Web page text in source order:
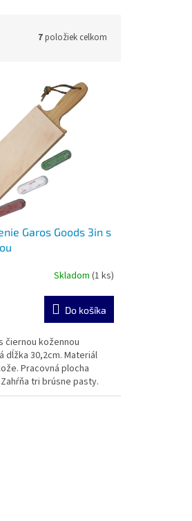
7položiek celkom
Garos Goods 3in s
Skladom (1 ks)
Do košíka
čiernou kožennou
dĺžka 30,2cm. Materiál
Pracovná plocha
tri brúsne pasty.